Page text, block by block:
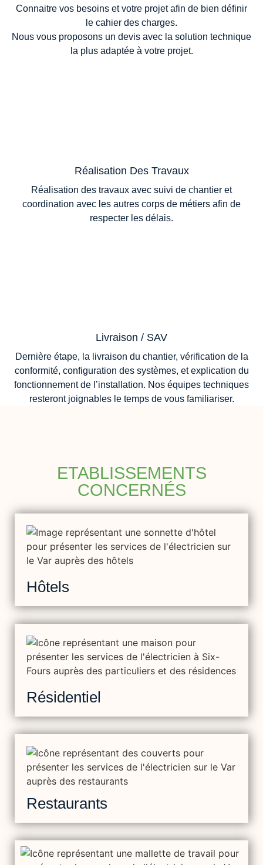
Connaitre vos besoins et votre projet afin de bien définir
le cahier des charges.
Nous vous proposons un devis avec la solution technique
la plus adaptée à votre projet.
Réalisation Des Travaux
Réalisation des travaux avec suivi de chantier et
coordination avec les autres corps de métiers afin de
respecter les délais.
Livraison / SAV
Dernière étape, la livraison du chantier, vérification de la
conformité, configuration des systèmes, et explication du
fonctionnement de l’installation. Nos équipes techniques
resteront joignables le temps de vous familiariser.
ETABLISSEMENTS
CONCERNÉS
Hôtels
Résidentiel
Restaurants